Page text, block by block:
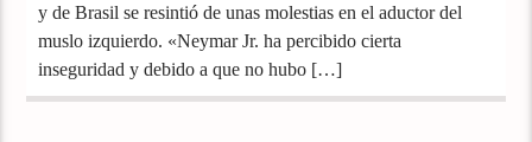
y de Brasil se resintió de unas molestias en el aductor del
muslo izquierdo. «Neymar Jr. ha percibido cierta
inseguridad y debido a que no hubo […]